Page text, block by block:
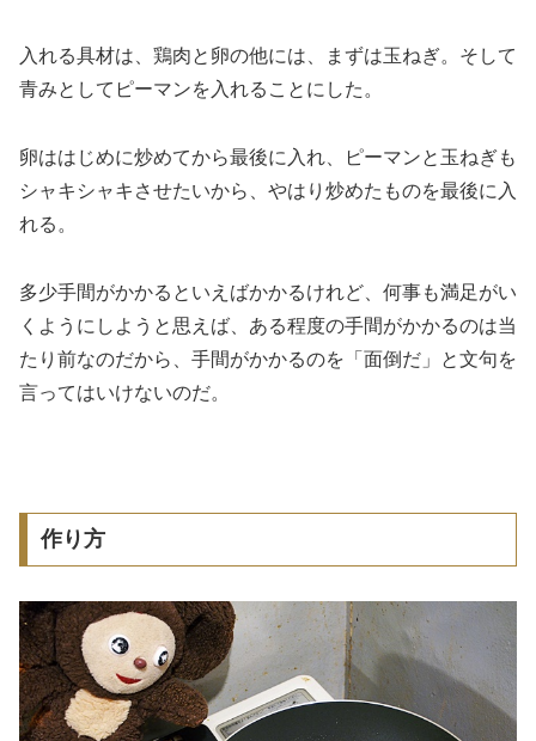
入れる具材は、鶏肉と卵の他には、まずは玉ねぎ。そして
青みとしてピーマンを入れることにした。
卵ははじめに炒めてから最後に入れ、ピーマンと玉ねぎも
シャキシャキさせたいから、やはり炒めたものを最後に入
れる。
多少手間がかかるといえばかかるけれど、何事も満足がい
くようにしようと思えば、ある程度の手間がかかるのは当
たり前なのだから、手間がかかるのを「面倒だ」と文句を
言ってはいけないのだ。
作り方